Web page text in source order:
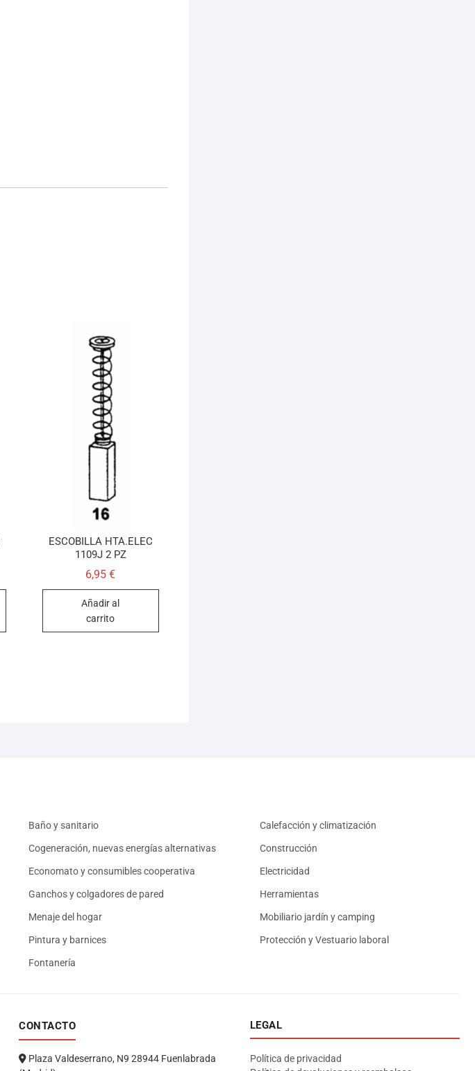
ESCOBILLA HTA.ELEC
1109J 2 PZ
6,95€
Añadir al
carrito
Baño y sanitario Calefacción y climatización
Cogeneración, nuevas energías alternativas Construcción
Economato y consumibles cooperativa Electricidad
Ganchos y colgadores de pared Herramientas
Menaje del hogar Mobiliario jardín y camping
Pintura y barnices Protección y Vestuario laboral
Fontanería
CONTACTO
Plaza Valdeserrano, N9 28944 Fuenlabrada
LEGAL
Política de privacidad
Asesor El Arroyo
En línea · responde en segundos